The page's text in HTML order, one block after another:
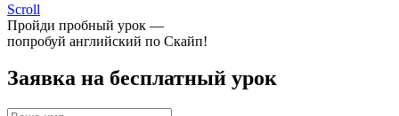
Scroll
Пройди пробный урок —
попробуй английский по Скайп!
Заявка на бесплатный урок